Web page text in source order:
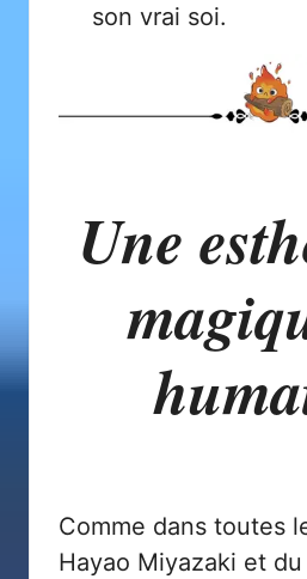
son vrai soi.
Une
Comme dans toutes
Hayao Miyazaki et